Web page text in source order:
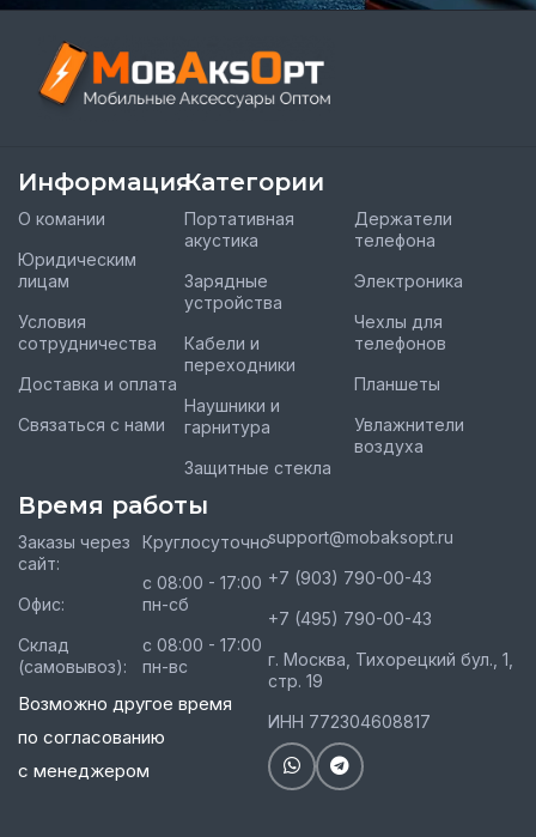
Информация
О комании
Юридическим
лицам
Условия
сотрудничества
Доставка и оплата
Связаться с нами
Категории
Портативная
акустика
Зарядные
устройства
Кабели и
переходники
Наушники и
гарнитура
Защитные стекла
Держатели
телефона
Электроника
Чехлы для
телефонов
Планшеты
Увлажнители
воздуха
Время работы
Заказы через
сайт:
Офис:
Склад
(самовывоз):
Круглосуточно
с 08:00 - 17:00
пн-сб
с 08:00 - 17:00
пн-вс
Возможно другое время
по согласованию
с менеджером
support@mobaksopt.ru
+7 (903) 790-00-43
+7 (495) 790-00-43
г. Москва, Тихорецкий бул., 1,
стр. 19
ИНН 772304608817